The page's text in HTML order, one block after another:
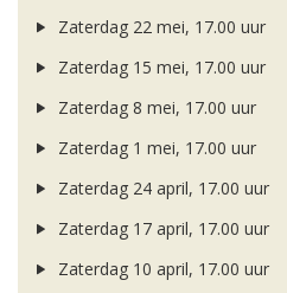
Zaterdag 22 mei, 17.00 uur
Zaterdag 15 mei, 17.00 uur
Zaterdag 8 mei, 17.00 uur
Zaterdag 1 mei, 17.00 uur
Zaterdag 24 april, 17.00 uur
Zaterdag 17 april, 17.00 uur
Zaterdag 10 april, 17.00 uur